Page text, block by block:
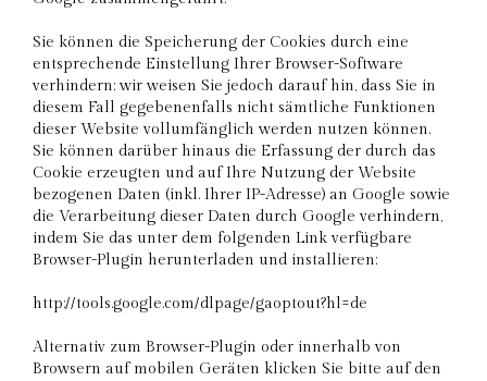
Sie können die Speicherung der Cookies durch eine
entsprechende Einstellung Ihrer Browser-Software
verhindern; wir weisen Sie jedoch darauf hin, dass Sie in
diesem Fall gegebenenfalls nicht sämtliche Funktionen
dieser Website vollumfänglich werden nutzen können.
Sie können darüber hinaus die Erfassung der durch das
Cookie erzeugten und auf Ihre Nutzung der Website
bezogenen Daten (inkl. Ihrer IP-Adresse) an Google sowie
die Verarbeitung dieser Daten durch Google verhindern,
indem Sie das unter dem folgenden Link verfügbare
Browser-Plugin herunterladen und installieren:
http://tools.google.com/dlpage/gaoptout?hl=de
Alternativ zum Browser-Plugin oder innerhalb von
Browsern auf mobilen Geräten klicken Sie bitte auf den